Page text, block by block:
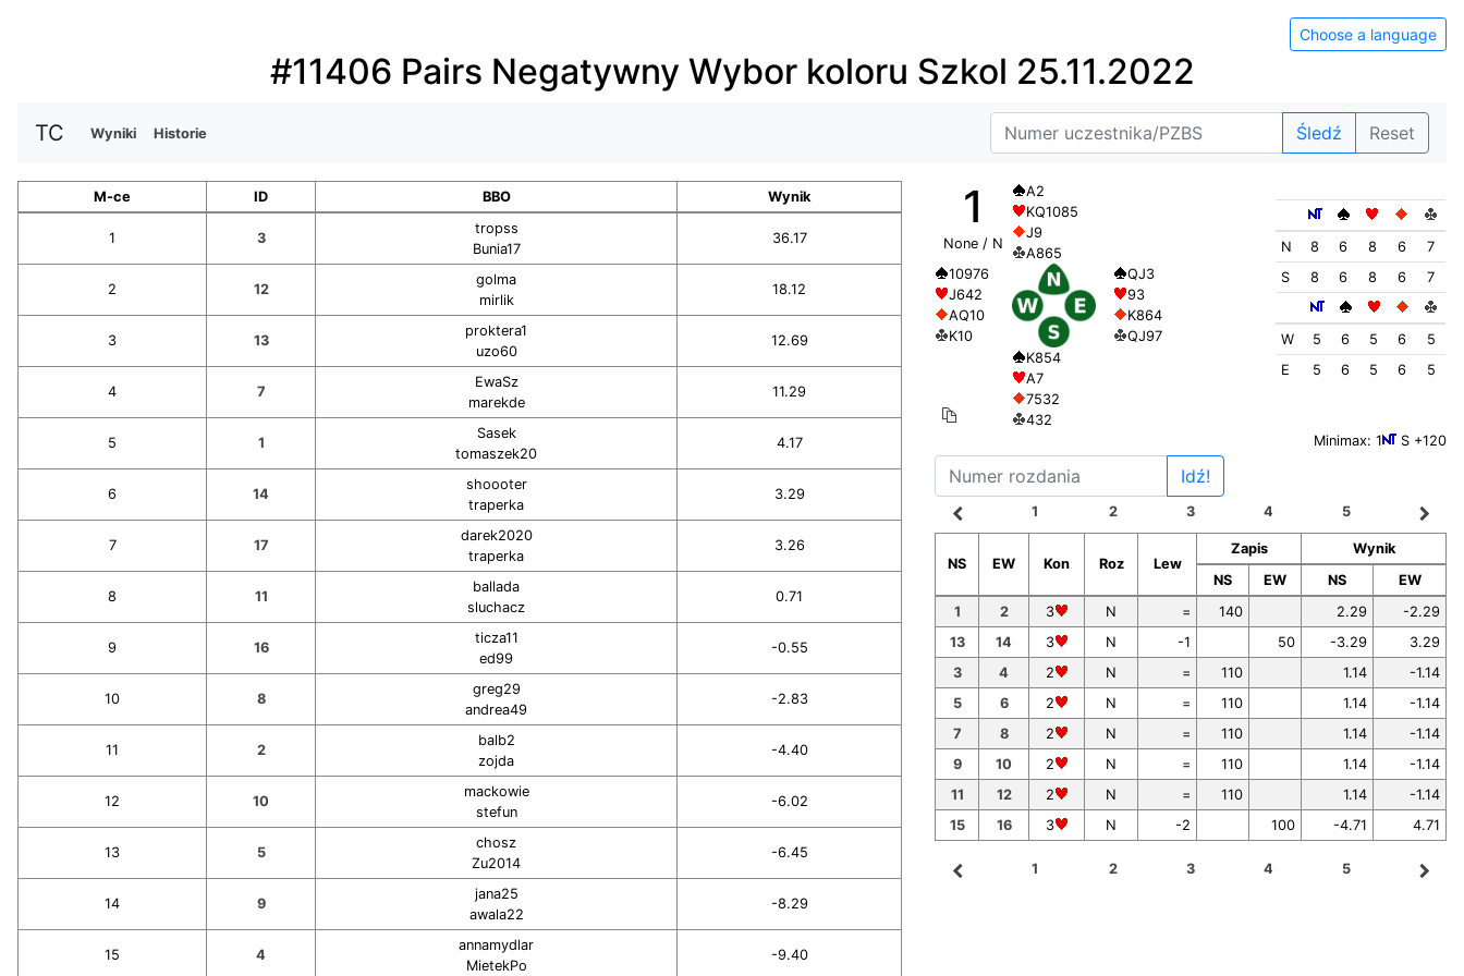
Choose a language
#11406 Pairs Negatywny Wybor koloru Szkol 25.11.2022
TC Wyniki Historie Śledź Reset
M-ce ID BBO Wynik
1 3
tropss
Bunia17
36.17
2 12
golma
mirlik
18.12
3 13
proktera1
uzo60
12.69
4 7
EwaSz
marekde
11.29
5 1
Sasek
tomaszek20
4.17
6 14
shoooter
traperka
3.29
7 17
darek2020
traperka
3.26
8 11
ballada
sluchacz
0.71
9 16
ticza11
ed99
-0.55
10 8
greg29
andrea49
-2.83
11 2
balb2
zojda
-4.40
12 10
mackowie
stefun
-6.02
13 5
chosz
Zu2014
-6.45
14 9
jana25
awala22
-8.29
15 4
annamydlar
MietekPo
-9.40
1
None / N
10976
J642
AQ10
K10
A2
KQ1085
J9
A865
QJ3
93
K864
QJ97
K854
A7
7532
432
N 8 6 8 6
7
S
8 6 8 6 7
W 5 6 5 6
5
E
5 6 5 6 5
Minimax: 1 S +120
Idź!
navigate_before 1 2 3 4 5 navigate_next
NS EW Kon Roz Lew
Zapis
Wynik
NS
EW NS
EW
1
2 3 N = 140 2.29
-2.29
13
14 3 N -1 50 -3.29
3.29
3
4 2 N = 110 1.14
-1.14
5
6 2 N = 110 1.14
-1.14
7
8 2 N = 110 1.14
-1.14
9
10 2 N = 110 1.14
-1.14
11
12 2 N = 110 1.14
-1.14
15
16 3 N -2 100 -4.71 4.71
navigate_before 1 2 3 4 5 navigate_next